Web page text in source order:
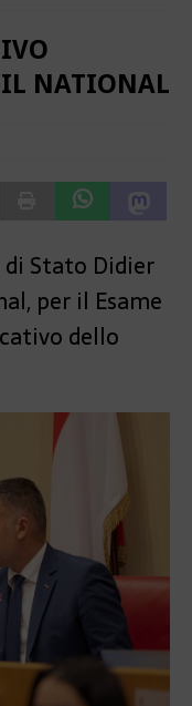
NATIONAL
Stato Didier
per il Esame
dello